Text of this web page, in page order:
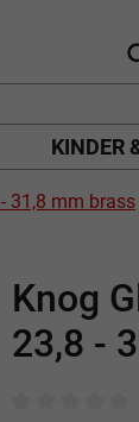
KINDER
31,8 mm brass
Knog
23,8 -